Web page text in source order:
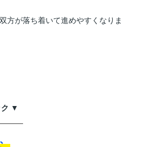
方が落ち着いて進めやすくなりま
ク ▼